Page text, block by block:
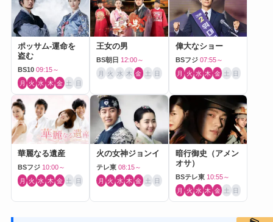
ポッサム-運命を
盗む
BS10 09:15～
月 火 水 木 金 土 日
王女の男
BS朝日 12:00～
月 火 水 木 金 土 日
偉大なショー
BSフジ 07:55～
月 火 水 木 金 土 日
華麗なる遺産
BSフジ 10:00～
月 火 水 木 金 土 日
火の女神ジョンイ
テレ東 08:15～
月 火 水 木 金 土 日
暗行御史（アメン
オサ）
BSテレ東 10:55～
月 火 水 木 金 土 日